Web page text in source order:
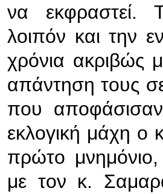
να εκφραστεί.
λοιπόν και την
χρόνια ακριβώς
απάντηση τους
που
εκλογική μάχη ο
πρώτο μνημόνιο,
με τον κ.